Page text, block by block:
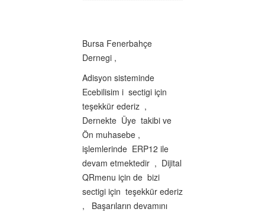
Bursa Fenerbahçe
Dernegi ,
Adisyon sisteminde
Ecebilisim i sectigi için
teşekkür ederiz ,
Dernekte Üye takibi ve
Ön muhasebe ,
işlemlerinde ERP12 ile
devam etmektedir , Dijital
QRmenu için de bizi
sectigi için teşekkür ederiz
, Başarıların devamını